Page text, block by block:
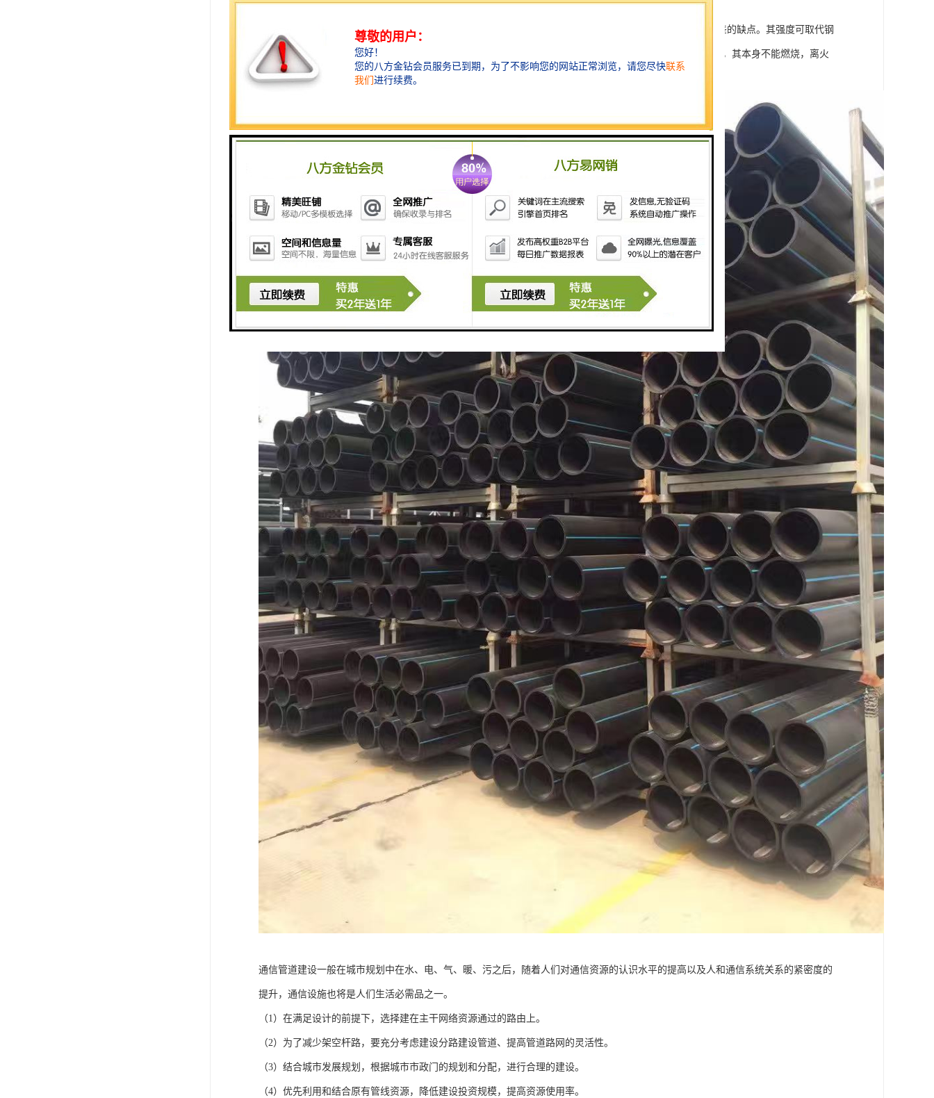
HDPE电力通信管强度高、阻燃、抑烟、耐热、适用寿命长：CPVC高压电力管完全克服了普通PVC管耐侯性差的缺点。其强度可取代钢
管并克服了钢管易腐蚀以及形成闭合磁路造成单芯电缆温度过高而损坏的现象；CPVC管材阻燃等级是FV-0级，其本身不能燃烧，离火
即熄，氧指数≥40%，基本不传热，线膨胀系数为6.3*10-/CM℃维卡软化温度≥93℃，可在105℃温度下使用。
通信管道建设一般在城市规划中在水、电、气、暖、污之后，随着人们对通信资源的认识水平的提高以及人和通信系统关系的紧密度的
提升，通信设施也将是人们生活必需品之一。
（1）在满足设计的前提下，选择建在主干网络资源通过的路由上。
（2）为了减少架空杆路，要充分考虑建设分路建设管道、提高管道路网的灵活性。
（3）结合城市发展规划，根据城市市政门的规划和分配，进行合理的建设。
（4）优先利用和结合原有管线资源，降低建设投资规模，提高资源使用率。